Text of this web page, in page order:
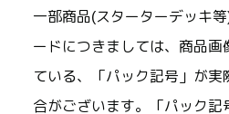
一部商品(スターターデッキ
ードにつきましては、商品画
ている、「パック記号」が実
合がございます。「パック記